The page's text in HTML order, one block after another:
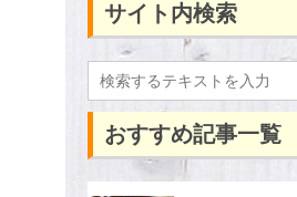
サイト内検索
おすすめ記事一覧